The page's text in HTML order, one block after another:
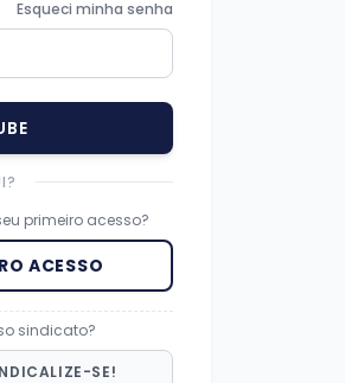
Esqueci minha senha
primeiro acesso?
ACESSO
sindicato?
SE!